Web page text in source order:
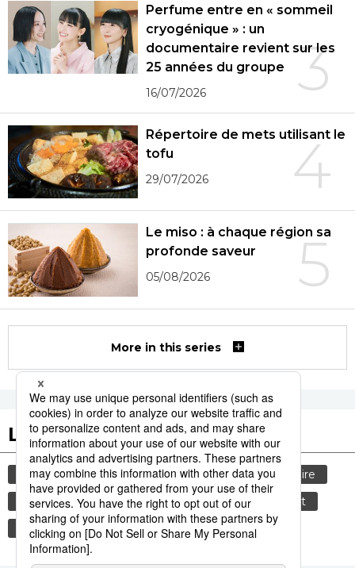
3
Perfume entre en « sommeil
cryogénique » : un
documentaire revient sur les
25 années du groupe
16/07/2026
4
Répertoire de mets utilisant le
tofu
29/07/2026
5
Le miso : à chaque région sa
profonde saveur
05/08/2026
More in this series
Les tags populaires
culture gastronomie tourisme
histoire
société
femme technologie
aliment
edo
shogun